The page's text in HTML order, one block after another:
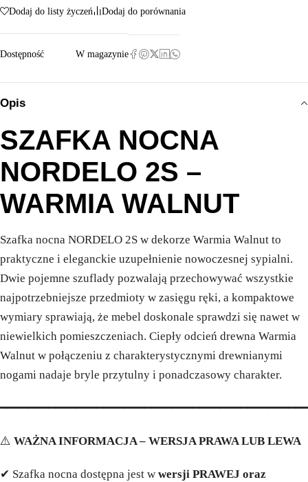
Dodaj do listy życzeń Dodaj do porównania
Dostępność W magazynie
Opis
SZAFKA NOCNA
NORDELO 2S –
WARMIA WALNUT
Szafka nocna NORDELO 2S w dekorze Warmia Walnut to
praktyczne i eleganckie uzupełnienie nowoczesnej sypialni.
Dwie pojemne szuflady pozwalają przechowywać wszystkie
najpotrzebniejsze przedmioty w zasięgu ręki, a kompaktowe
wymiary sprawiają, że mebel doskonale sprawdzi się nawet w
niewielkich pomieszczeniach. Ciepły odcień drewna Warmia
Walnut w połączeniu z charakterystycznymi drewnianymi
nogami nadaje bryle przytulny i ponadczasowy charakter.
⚠️ WAŻNA INFORMACJA – WERSJA PRAWA LUB LEWA
✔ Szafka nocna dostępna jest w wersji PRAWEJ oraz